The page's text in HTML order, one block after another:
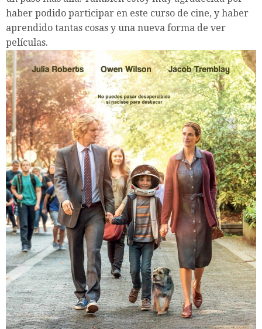
haber podido participar en este curso de cine, y haber
aprendido tantas cosas y una nueva forma de ver
películas.